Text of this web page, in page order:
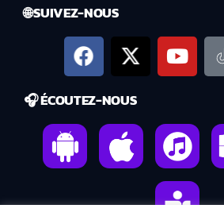
🌐 SUIVEZ-NOUS
🎧 ÉCOUTEZ-NOUS